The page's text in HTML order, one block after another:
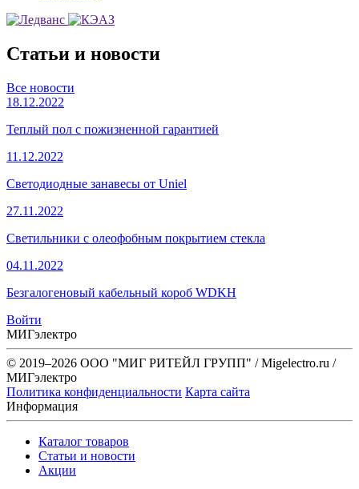
Статьи и новости
Все новости
18.12.2022
Теплый пол с пожизненной гарантией
11.12.2022
Светодиодные занавесы от Uniel
27.11.2022
Светильники с олеофобным покрытием стекла
04.11.2022
Безгалогеновый кабельный короб WDKH
Войти
МИГэлектро
© 2019–2026 ООО "МИГ РИТЕЙЛ ГРУПП" / Migelectro.ru /
МИГэлектро
Политика конфиденциальности Карта сайта
Информация
Каталог товаров
Статьи и новости
Акции